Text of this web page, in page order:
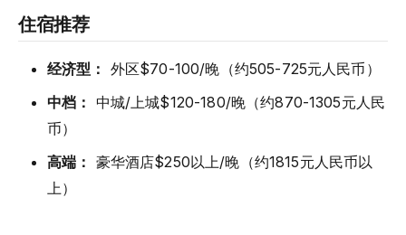
住宿推荐
经济型： 外区$70-100/晚（约505-725元人民币）
中档： 中城/上城$120-180/晚（约870-1305元人民
币）
高端： 豪华酒店$250以上/晚（约1815元人民币以
上）